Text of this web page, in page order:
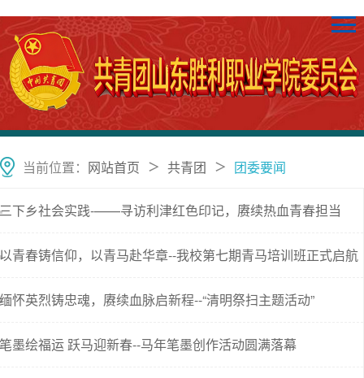
当前位置： 网站首页 ＞ 共青团 ＞ 团委要闻
三下乡社会实践-——寻访利津红色印记，赓续热血青春担当
以青春铸信仰，以青马赴华章--我校第七期青马培训班正式启航
缅怀英烈铸忠魂，赓续血脉启新程--“清明祭扫主题活动”
笔墨绘福运 跃马迎新春--马年笔墨创作活动圆满落幕